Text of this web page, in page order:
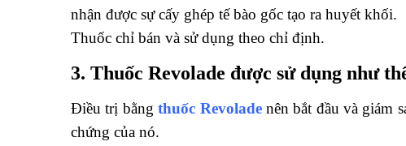
nhận được sự cấy ghép tế bào gốc tạo ra huyết khối.
Thuốc chỉ bán và sử dụng theo chỉ định.
3. Thuốc Revolade được sử dụng như
Điều trị bằngthuốc Revoladenên bắt đầu và giám
chứng của nó.